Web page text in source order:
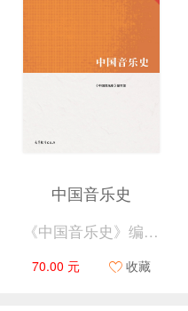
中国音乐史
《中国音乐史》编写组
70.00 元 收藏